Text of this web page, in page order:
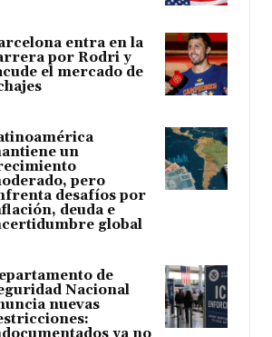
entra en la
por Rodri y
el mercado de
un
pero
desafíos por
deuda e
global
de
Nacional
nuevas